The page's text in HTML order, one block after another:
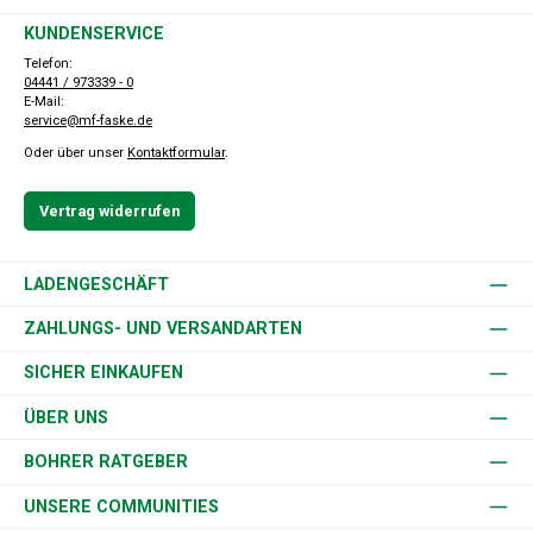
KUNDENSERVICE
Telefon:
04441 / 973339 - 0
E-Mail:
service@mf-faske.de
Oder über unser Kontaktformular.
Vertrag widerrufen
LADENGESCHÄFT
ZAHLUNGS- UND VERSANDARTEN
SICHER EINKAUFEN
ÜBER UNS
BOHRER RATGEBER
UNSERE COMMUNITIES